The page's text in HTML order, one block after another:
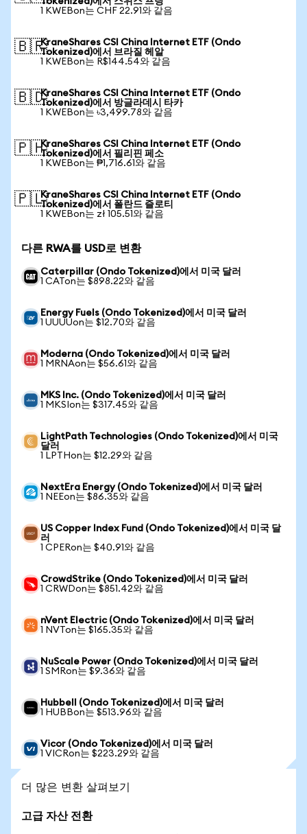
1 KWEBon는 CHF 22.91와 같음
🇧🇷KraneShares CSI China Internet ETF (Ondo
Tokenized)에서 브라질 헤알
1 KWEBon는 R$144.54와 같음
🇧🇩KraneShares CSI China Internet ETF (Ondo
Tokenized)에서 방글라데시 타카
1 KWEBon는 ৳3,499.78와 같음
🇵🇭KraneShares CSI China Internet ETF (Ondo
Tokenized)에서 필리핀 페소
1 KWEBon는 ₱1,716.61와 같음
🇵🇱KraneShares CSI China Internet ETF (Ondo
Tokenized)에서 폴란드 즐로티
1 KWEBon는 zł 105.51와 같음
다른 RWA를 USD로 변환
Caterpillar (Ondo Tokenized)에서 미국 달러
1 CATon는 $898.22와 같음
Energy Fuels (Ondo Tokenized)에서 미국 달러
1 UUUUon는 $12.70와 같음
Moderna (Ondo Tokenized)에서 미국 달러
1 MRNAon는 $56.61와 같음
MKS Inc. (Ondo Tokenized)에서 미국 달러
1 MKSIon는 $317.45와 같음
LightPath Technologies (Ondo Tokenized)에서 미국
달러
1 LPTHon는 $12.29와 같음
NextEra Energy (Ondo Tokenized)에서 미국 달러
1 NEEon는 $86.35와 같음
US Copper Index Fund (Ondo Tokenized)에서 미국 달
러
1 CPERon는 $40.91와 같음
CrowdStrike (Ondo Tokenized)에서 미국 달러
1 CRWDon는 $851.42와 같음
nVent Electric (Ondo Tokenized)에서 미국 달러
1 NVTon는 $165.35와 같음
NuScale Power (Ondo Tokenized)에서 미국 달러
1 SMRon는 $9.36와 같음
Hubbell (Ondo Tokenized)에서 미국 달러
1 HUBBon는 $513.96와 같음
Vicor (Ondo Tokenized)에서 미국 달러
1 VICRon는 $223.29와 같음
더 많은 변환 살펴보기
고급 자산 전환